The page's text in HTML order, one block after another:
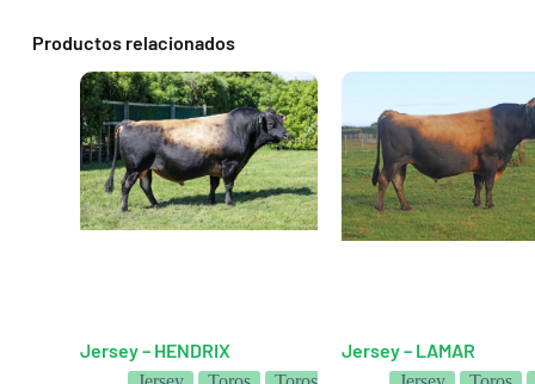
Productos relacionados
Jersey – HENDRIX Jersey – LAMAR